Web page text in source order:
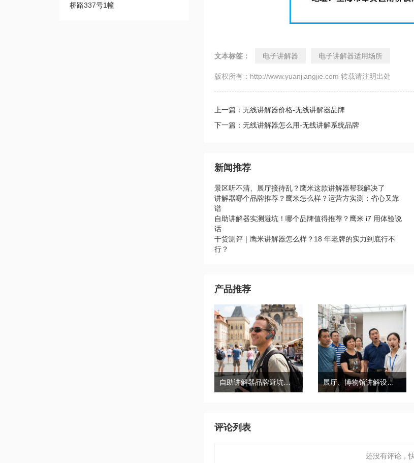
桥路337号1幢
文本标签： 电子讲解器 电子讲解器适用场所
版权所有：http://www.yuanjiangjie.com 转载请注明出处
上一篇：无线讲解器价格-无线讲解器品牌
下一篇：无线讲解器怎么用-无线讲解系统品牌
新闻推荐
景区听不清、展厅接待乱？鹰米这款讲解器帮我解决了
讲解器哪个品牌推荐？鹰米怎么样？运营方实测：省心又靠
谱
自助讲解器实测避坑！哪个品牌值得推荐？鹰米 i7 用体验说
话
干货测评｜鹰米讲解器怎么样？18 年老牌的实力到底行不
行？
产品推荐
自助讲解器品牌避坑｜鹰米自助讲解器，实测好用不踩雷 展厅、博物馆讲解设备推荐｜分区讲解系统，解决多团队接待核心痛点
评论列表
还没有评论，